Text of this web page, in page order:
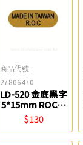
商品代號 :
27806470
LD-520 金底黑字
5*15mm ROC產
地標籤(1萬張)
LONGDER龍德
$130